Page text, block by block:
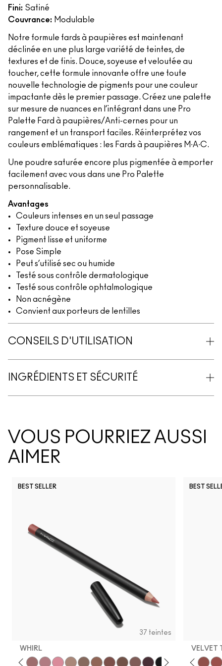
Fini: Satiné
Couvrance: Modulable
Notre formule fards à paupières est maintenant
déclinée en une plus large variété de teintes, de
textures et de finis. Douce, soyeuse et veloutée au
toucher, cette formule innovante offre une toute
nouvelle technologie de pigments pour une couleur
impactante dès le premier passage. Créez une palette
sur mesure de nuances en l’intégrant dans une Pro
Palette Fard à paupières/Anti-cernes pour un
rangement et un transport faciles. Réinterprétez vos
couleurs emblématiques : les Fards à paupières M∙A∙C.
Une poudre saturée encore plus pigmentée à emporter
facilement avec vous dans une Pro Palette
personnalisable.
Avantages
Couleurs intenses en un seul passage
Texture douce et soyeuse
Pigment lisse et uniforme
Pose Simple
Peut s’utilisé sec ou humide
Testé sous contrôle dermatologique
Testé sous contrôle ophtalmologique
Non acnégène
Convient aux porteurs de lentilles
CONSEILS D'UTILISATION
INGRÉDIENTS ET SÉCURITÉ
VOUS POURRIEZ AUSSI
AIMER
BEST SELLER
37 teintes
WHIRL
BEST
VELVET